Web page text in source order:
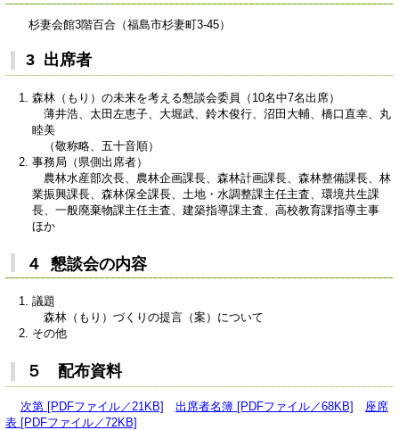
杉妻会館3階百合（福島市杉妻町3-45）
3 出席者
森林（もり）の未来を考える懇談会委員（10名中7名出席）
薄井浩、太田左恵子、大堀武、鈴木俊行、沼田大輔、橋口直幸、丸
睦美
（敬称略、五十音順）
事務局（県側出席者）
農林水産部次長、農林企画課長、森林計画課長、森林整備課長、林
業振興課長、森林保全課長、土地・水調整課主任主査、環境共生課
長、一般廃棄物課主任主査、建築指導課主査、高校教育課指導主事
ほか
４ 懇談会の内容
議題
森林（もり）づくりの提言（案）について
その他
５ 配布資料
次第 [PDFファイル／21KB] 出席者名簿 [PDFファイル／68KB]
座席
表 [PDFファイル／72KB]